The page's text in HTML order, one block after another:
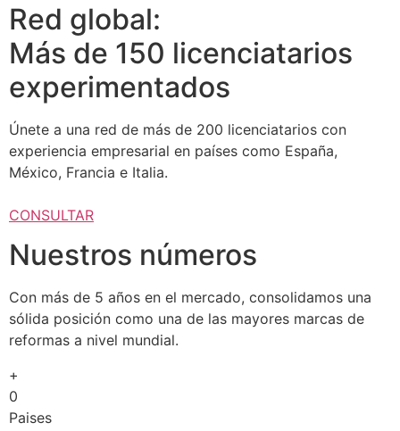
Red global:
Más de 150 licenciatarios
experimentados
Únete a una red de más de 200 licenciatarios con
experiencia empresarial en países como España,
México, Francia e Italia.
CONSULTAR
Nuestros números
Con más de 5 años en el mercado, consolidamos una
sólida posición como una de las mayores marcas de
reformas a nivel mundial.
+
0
Paises